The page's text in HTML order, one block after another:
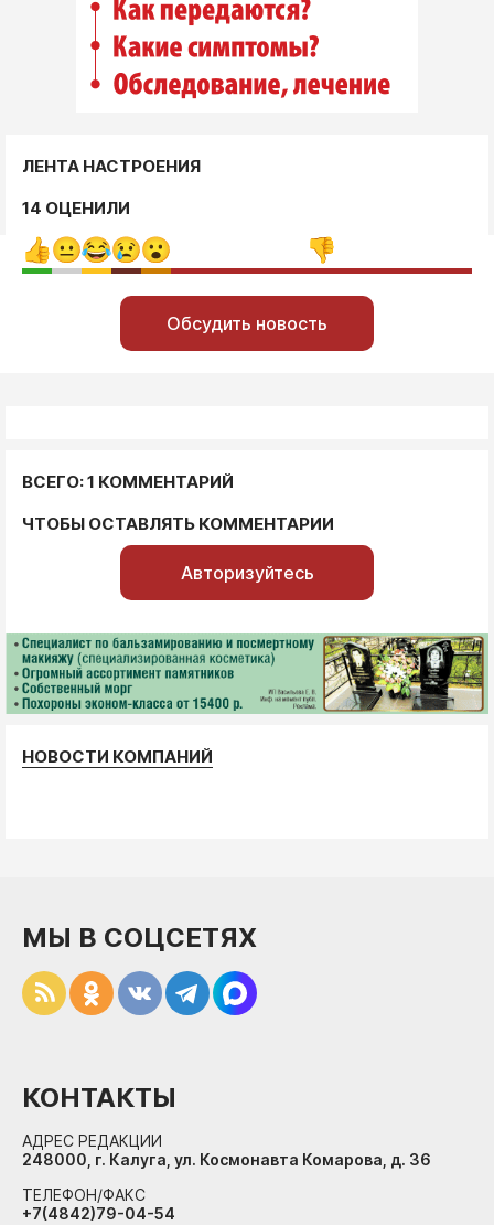
ЛЕНТА НАСТРОЕНИЯ
14 ОЦЕНИЛИ
Обсудить новость
ВСЕГО: 1 КОММЕНТАРИЙ
ЧТОБЫ ОСТАВЛЯТЬ КОММЕНТАРИИ
Авторизуйтесь
НОВОСТИ КОМПАНИЙ
МЫ В СОЦСЕТЯХ
КОНТАКТЫ
АДРЕС РЕДАКЦИИ
248000, г. Калуга, ул. Космонавта Комарова, д. 36
ТЕЛЕФОН/ФАКС
+7(4842)79-04-54